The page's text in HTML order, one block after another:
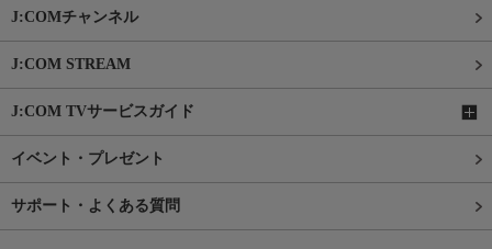
J:COMチャンネル
J:COM STREAM
J:COM TVサービスガイド
イベント・プレゼント
サポート・よくある質問